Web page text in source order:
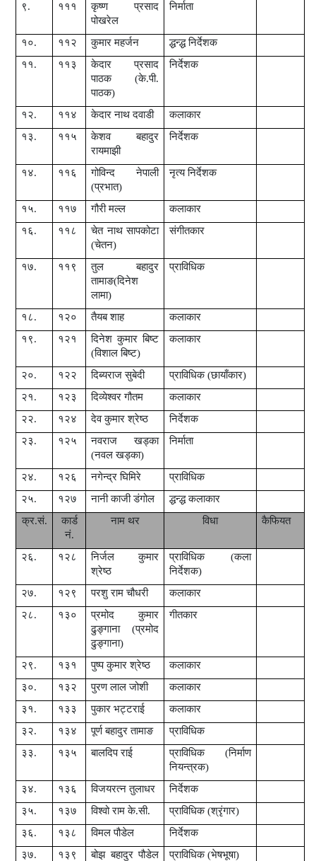
९. १११
कृष्ण प्रसाद
पोखरेल
निर्माता
१०. ११२ कुमार महर्जन
द्धन्द्ध निर्देशक
११.
११३
केदार प्रसाद
पाठक (के.पी.
पाठक)
निर्देशक
१२. ११४ केदार नाथ दवाडी
कलाकार
१३.
११५
केशव बहादुर
रायमाझी
निर्देशक
१४. ११६
गोविन्द नेपाली
(प्रभात)
नृत्य निर्देशक
१५. ११७ गौरी मल्ल
कलाकार
१६.
११८
चेत नाथ सापकोटा
(चेतन)
संगीतकार
१७. ११९
तुल बहादुर
तामाङ(दिनेश
लामा)
प्राविधिक
१८. १२० तैयब शाह
कलाकार
१९.
१२१
दिनेश कुमार बिष्ट
(विशाल बिष्ट)
कलाकार
२०. १२२ दिब्यराज सुबेदी
प्राविधिक (छायाँकार)
२१.
१२३ दिव्येश्वर गौतम
कलाकार
२२.
१२४ देव कुमार श्रेष्ठ
निर्देशक
२३.
१२५
नवराज खड्का
(नवल खड्का)
निर्माता
२४. १२६ नगेन्द्र घिमिरे
प्राविधिक
२५.
१२७ नानी काजी डंगोल
द्धन्द्ध कलाकार
क्र.सं.
कार्ड
नं.
नाम थर विधा कैफियत
२६. १२८
निर्जल कुमार
श्रेष्ठ
प्राविधिक (कला
निर्देशक)
२७.
१२९ परशु राम चौधरी
कलाकार
२८.
१३०
प्रमोद कुमार
ढुङ्गाना (प्रमोद
ढुङ्गाना)
गीतकार
२९. १३१ पुष्प कुमार श्रेष्ठ
कलाकार
३०.
१३२ पुरण लाल जोशी
कलाकार
३१.
१३३ पुकार भट्टराई
कलाकार
३२.
१३४ पूर्ण बहादुर तामाङ
प्राविधिक
३३.
१३५ बालदिप राई
प्राविधिक (निर्माण
नियन्त्रक)
३४.
१३६ विजयरत्न तुलाधर
निर्देशक
३५.
१३७ विश्वो राम के.सी.
प्राविधिक (श्रृंगार)
३६.
१३८ विमल पौडेल
निर्देशक
३७.
१३९
बोझ बहादुर पौडेल
प्राविधिक (भेषभूषा)